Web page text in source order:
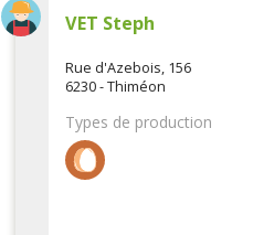
VET Steph
Rue d'Azebois, 156
6230 - Thiméon
Types de production